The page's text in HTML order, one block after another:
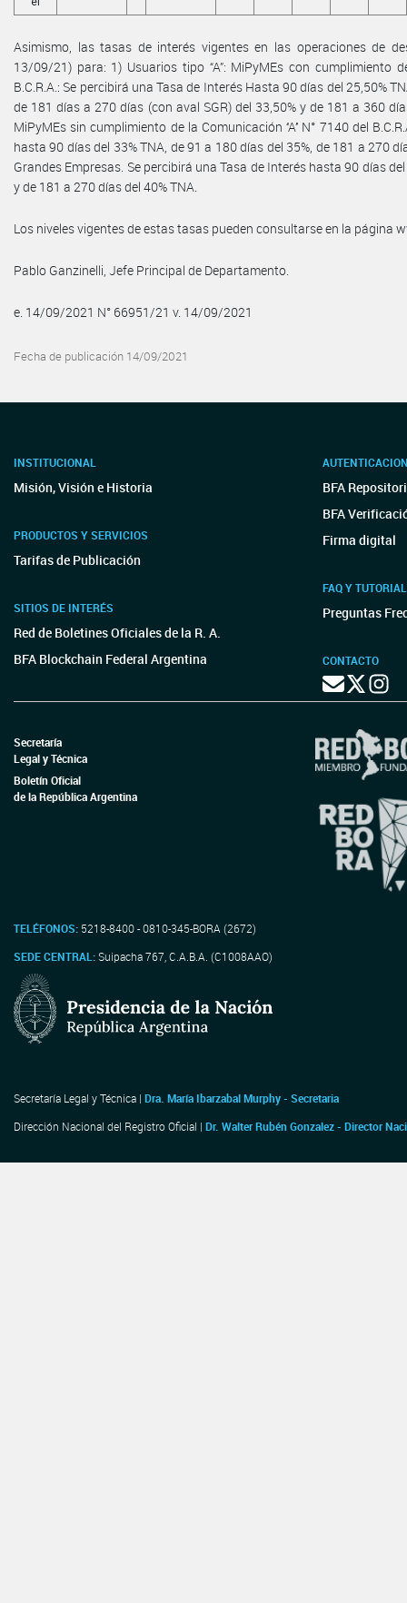
Asimismo, las tasas de interés vigentes en las operaciones de
13/09/21) para: 1) Usuarios tipo “A”: MiPyMEs con cumplimiento de
B.C.R.A.: Se percibirá una Tasa de Interés Hasta 90 días del 25,50%
de 181 días a 270 días (con aval SGR) del 33,50% y de 181 a 360
MiPyMEs sin cumplimiento de la Comunicación ‘‘A’’ N° 7140 del
hasta 90 días del 33% TNA, de 91 a 180 días del 35%, de 181 a 270
Grandes Empresas. Se percibirá una Tasa de Interés hasta 90 días
y de 181 a 270 días del 40% TNA.
Los niveles vigentes de estas tasas pueden consultarse en la página
Pablo Ganzinelli, Jefe Principal de Departamento.
e. 14/09/2021 N° 66951/21 v. 14/09/2021
Fecha de publicación 14/09/2021
INSTITUCIONAL
Misión, Visión e Historia
PRODUCTOS Y SERVICIOS
Tarifas de Publicación
SITIOS DE INTERÉS
Red de Boletines Oficiales de la R. A.
BFA Blockchain Federal Argentina
BFA
BFA
Firma digital
FAQ Y
Preguntas
CONTACTO
Secretaría
Legal y Técnica
Boletín Oficial
de la República Argentina
TELÉFONOS: 5218-8400 - 0810-345-BORA (2672)
SEDE CENTRAL:Suipacha 767, C.A.B.A. (C1008AAO)
Secretaría Legal y Técnica | Dra. María Ibarzabal Murphy - Secretaria
Dirección Nacional del Registro Oficial | Dr. Walter Rubén Gonzalez - Director